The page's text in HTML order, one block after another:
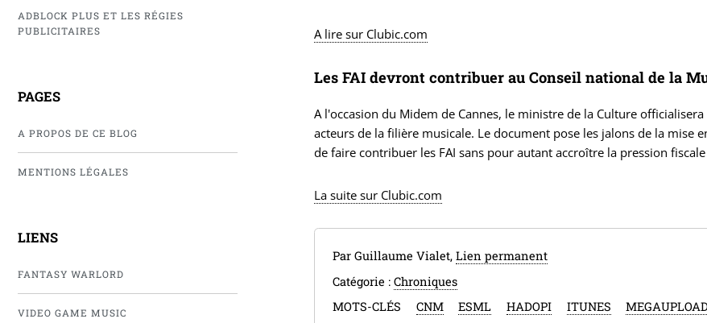
ADBLOCK PLUS ET LES RÉGIES
PUBLICITAIRES
PAGES
A PROPOS DE CE BLOG
MENTIONS LÉGALES
LIENS
FANTASY WARLORD
VIDEO GAME MUSIC
A lire sur Clubic.com
Les FAI devront contribuer au Conseil national de la
A l'occasion du Midem de Cannes, le ministre de la Culture
acteurs de la filière musicale. Le document pose les jalons de la mise
de faire contribuer les FAI sans pour autant accroître la pression
La suite sur Clubic.com
Par Guillaume Vialet,Lien permanent
Catégorie :Chroniques
MOTS-CLÉS
CNM ESML HADOPI ITUNES